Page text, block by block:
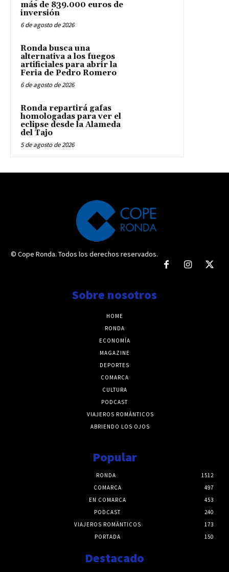
más de 839.000 euros de
inversión
6 de agosto de 2026
Ronda busca una
alternativa a los fuegos
artificiales para abrir la
Feria de Pedro Romero
6 de agosto de 2026
Ronda repartirá gafas
homologadas para ver el
eclipse desde la Alameda
del Tajo
5 de agosto de 2026
© Cope Ronda. Todos los derechos reservados.
Sobre nosotros
HOME
RONDA
ECONOMÍA
MAGAZINE
DEPORTES
COMARCA
CULTURA
PODCAST
VIAJEROS ROMÁNTICOS
ABRIENDO LOS OJOS
Popular
RONDA
1512
COMARCA
497
EN COMARCA
453
PODCAST
240
VIAJEROS ROMÁNTICOS
173
PORTADA
150
Destacado